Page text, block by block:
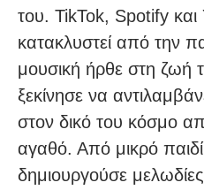
του. TikTok, Spotify και
κατακλυστεί από την
μουσική ήρθε στη ζωή
ξεκίνησε να
στον δικό του κόσμο
αγαθό. Από μικρό
δημιουργούσε